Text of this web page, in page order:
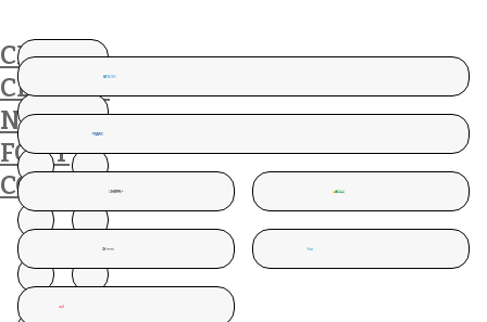
CES
CLIENTS
NOUS
FONT
CONFIANCE